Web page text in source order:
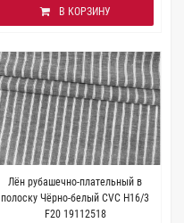
В КОРЗИНУ
Лён рубашечно-плательный в
полоску Чёрно-белый CVC H16/3
F20 19112518